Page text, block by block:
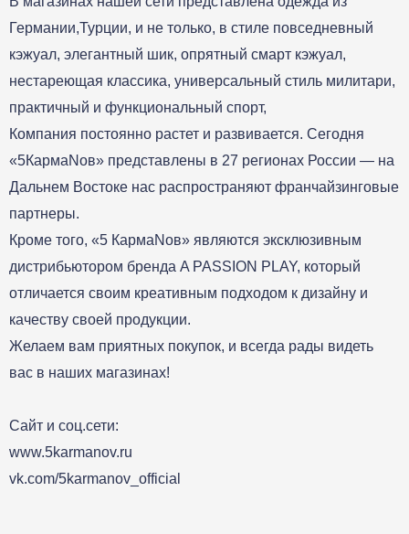
Германии,Турции, и не только, в стиле повседневный
кэжуал, элегантный шик, опрятный смарт кэжуал,
нестареющая классика, универсальный стиль милитари,
практичный и функциональный спорт,
Компания постоянно растет и развивается. Сегодня
«5КармаNов» представлены в 27 регионах России — на
Дальнем Востоке нас распространяют франчайзинговые
партнеры.
Кроме того, «5 КармаNов» являются эксклюзивным
дистрибьютором бренда A PASSION PLAY, который
отличается своим креативным подходом к дизайну и
качеству своей продукции.
Желаем вам приятных покупок, и всегда рады видеть
вас в наших магазинах!
Сайт и соц.сети:
www.5karmanov.ru
vk.com/5karmanov_official